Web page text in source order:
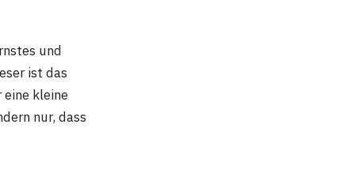
und
ist das
kleine
nur, dass